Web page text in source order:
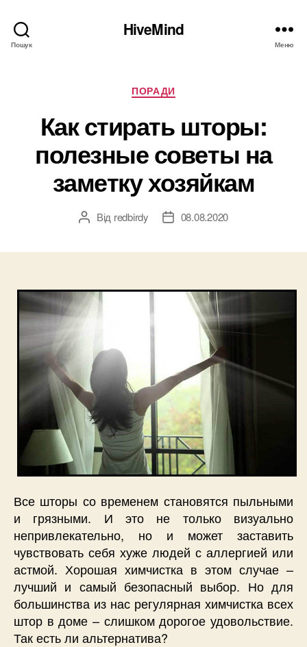
Пошук
HiveMind
Меню
Категорії
ПОРАДИ
Как стирать шторы:
полезные советы на
заметку хозяйкам
Автор
Від redbirdy
Дата08.08.2020
Все шторы со временем становятся пыльными
и грязными. И это не только визуально
непривлекательно, но и может заставить
чувствовать себя хуже людей с аллергией или
астмой. Хорошая химчистка в этом случае –
лучший и самый безопасный выбор. Но для
большинства из нас регулярная химчистка всех
штор в доме – слишком дорогое удовольствие.
Так есть ли альтернатива?